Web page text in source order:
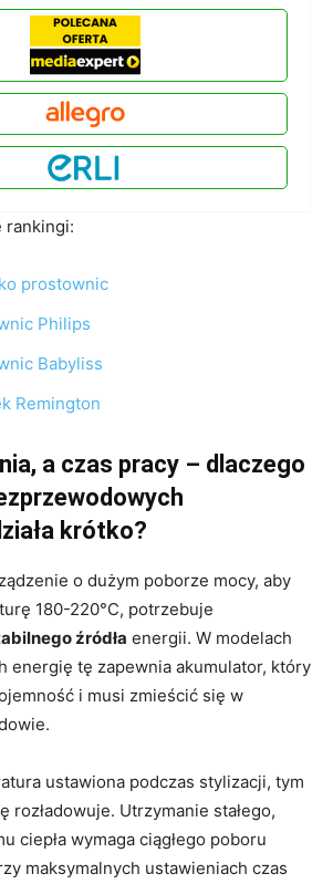
rankingi:
prostownic
Philips
Babyliss
Remington
a czas pracy – dlaczego
krótko?
o dużym poborze mocy, aby
180-220°C, potrzebuje
źródła energii. W modelach
energię tę zapewnia akumulator, który
i musi zmieścić się w
ustawiona podczas stylizacji, tym
rozładowuje. Utrzymanie stałego,
ciepła wymaga ciągłego poboru
maksymalnych ustawieniach czas